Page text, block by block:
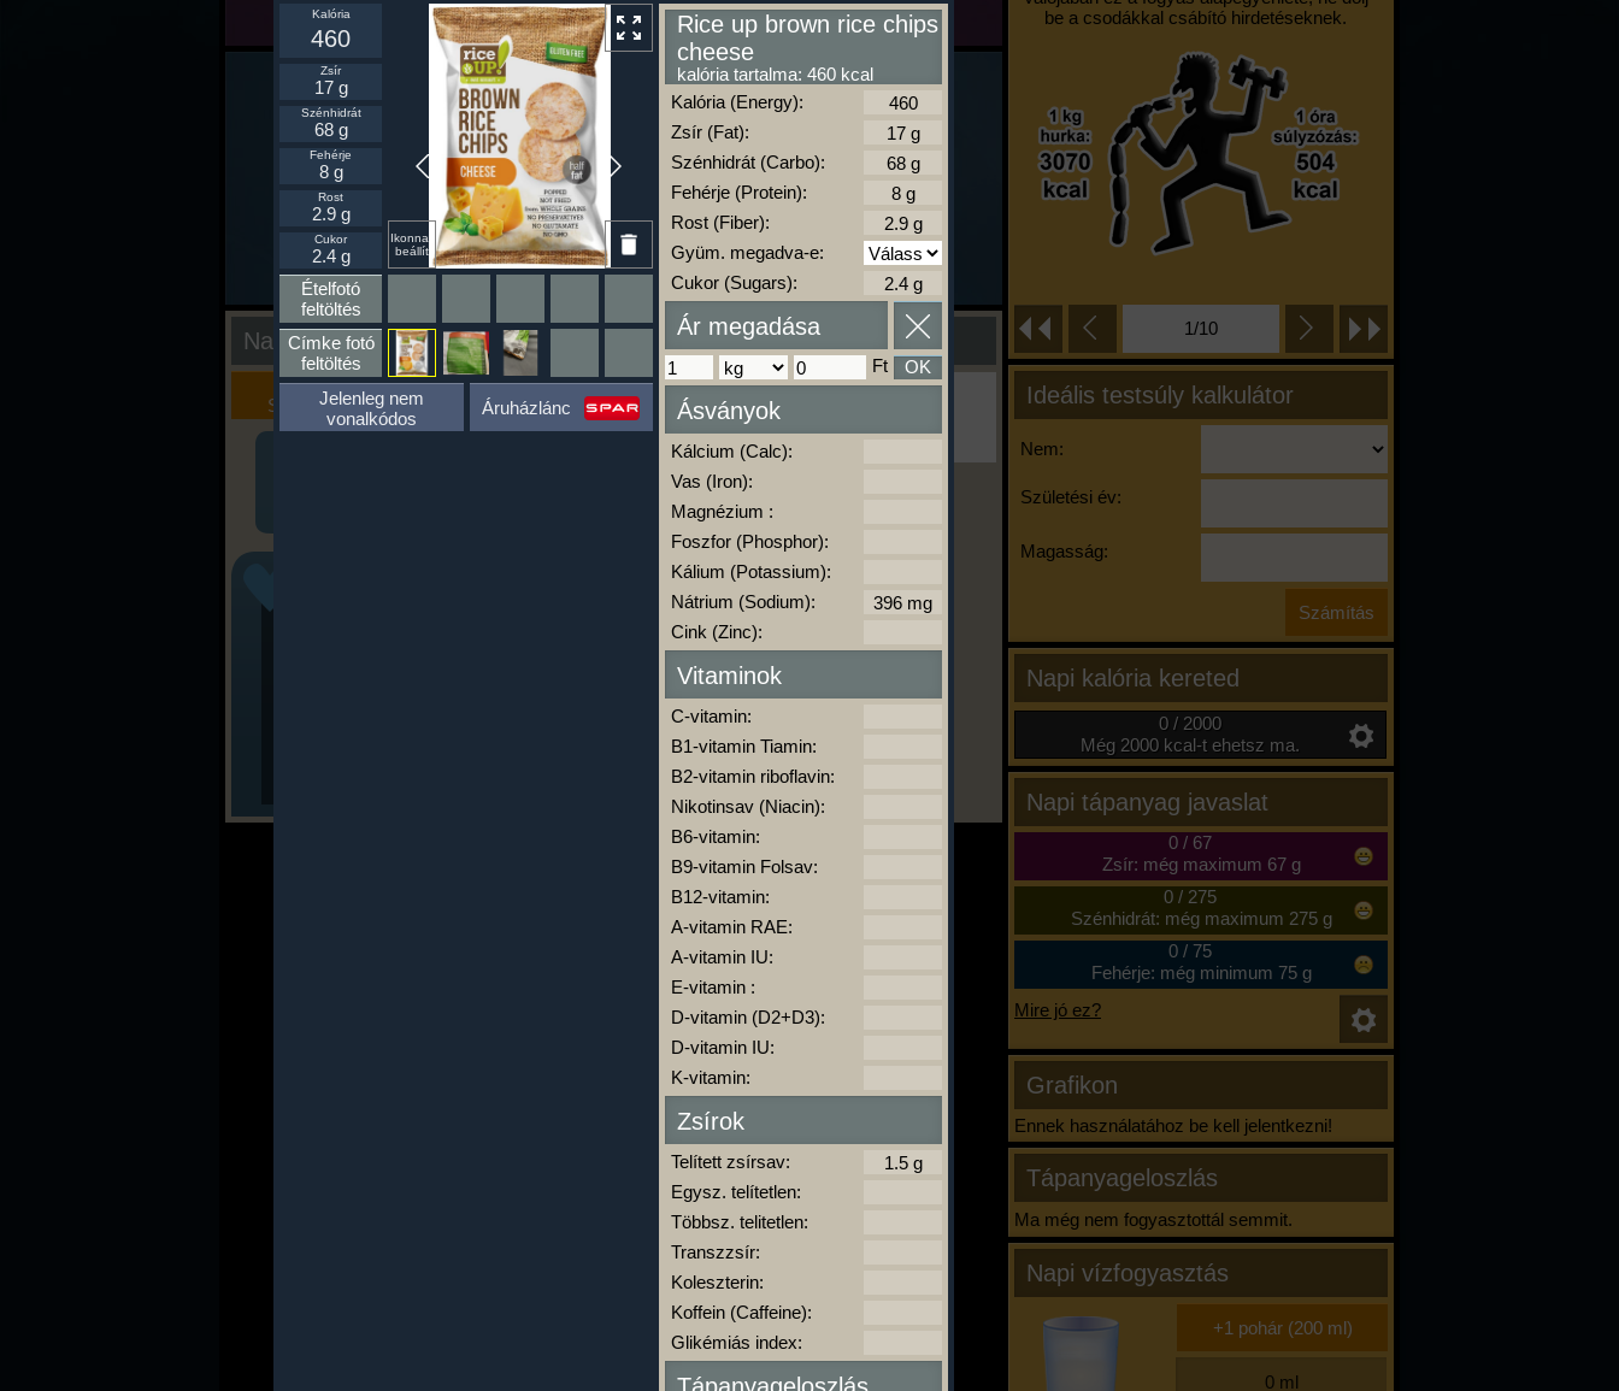
be a csodákkal csábító hirdetéseknek.
1/10
Ideális testsúly kalkulátor
Nem:
Születési év:
Magasság:
Napi kalória kereted
0 / 2000
Még 2000 kcal-t ehetsz ma.
Napi tápanyag javaslat
0/ 67
Zsír: még maximum 67 g
0/ 275
Szénhidrát: még maximum 275 g
0/ 75
Fehérje: még minimum 75 g
Mire jó ez?
Grafikon
Ennek használatához be kell jelentkezni!
Tápanyageloszlás
Ma még nem fogyasztottál semmit.
Napi vízfogyasztás
Nap kiértékelése
Kalória
Szimulátor
Szöveges
Értékelés
Ha ma már nem eszel/sportolsz többet,
kattints a kiértékelésre!
A Kalória Szimulátor Prémium funkció.
kalóriabázis.hu
-
Ikonnak
beállít
Kalória
460
Zsír
17 g
Szénhidrát
68 g
Fehérje
8 g
Rost
2.9 g
Cukor
2.4 g
Ételfotó
feltöltés
Címke fotó
feltöltés
Jelenleg nem
vonalkódos
Áruházlánc
Rice up brown rice chips
cheese
kalória tartalma: 460 kcal
Kalória (Energy):
Zsír (Fat):
Szénhidrát (Carbo):
Fehérje (Protein):
Rost (Fiber):
Gyüm. megadva-e:
Cukor (Sugars):
Ár megadása
Ft OK
Ásványok
Kálcium (Calc):
Vas (Iron):
Magnézium :
Foszfor (Phosphor):
Kálium (Potassium):
Nátrium (Sodium):
Cink (Zinc):
Vitaminok
C-vitamin:
B1-vitamin Tiamin:
B2-vitamin riboflavin:
Nikotinsav (Niacin):
B6-vitamin:
B9-vitamin Folsav:
B12-vitamin:
A-vitamin RAE:
A-vitamin IU:
E-vitamin :
D-vitamin (D2+D3):
D-vitamin IU:
K-vitamin:
Zsírok
Telített zsírsav:
Egysz. telítetlen:
Többsz. telitetlen:
Transzzsír:
Koleszterin:
Koffein (Caffeine):
Glikémiás index: